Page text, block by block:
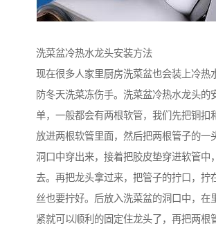
洗菜盆冷热水龙头安装方法
现在很多人家里厨房洗菜盆也会装上冷热
防冬天洗菜冻伤手。洗菜盆冷热水龙头的
单，一般都会有两根软管，我们先把铜扣
放进两根软管里面，然后把两根管子的一
洞口中穿出来，接着把胶皮垫穿进软管中
去。再把龙头拿过来，把管子的拧口，拧
丝也要拧好。后放入洗菜盆的洞口中，在
紧就可以顺利的固定住龙头了，再把两根